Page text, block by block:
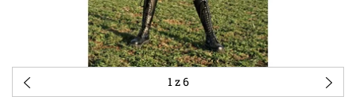
1z 6